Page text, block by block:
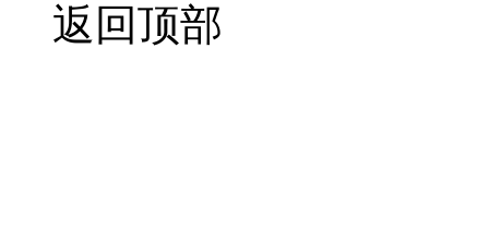
返回顶部